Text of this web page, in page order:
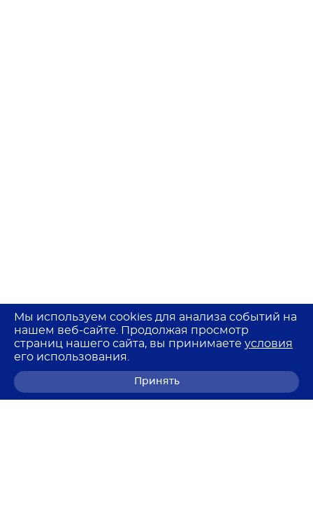
Мы используем cookies для анализа событий на
нашем веб-сайте. Продолжая просмотр
страниц нашего сайта, вы принимаете условия
его использования.
Принять